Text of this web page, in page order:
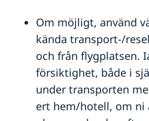
Om möjligt, använd
kända transport-/
och från flygplatsen.
försiktighet, både i
under transporten
ert hem/hotell, om ni